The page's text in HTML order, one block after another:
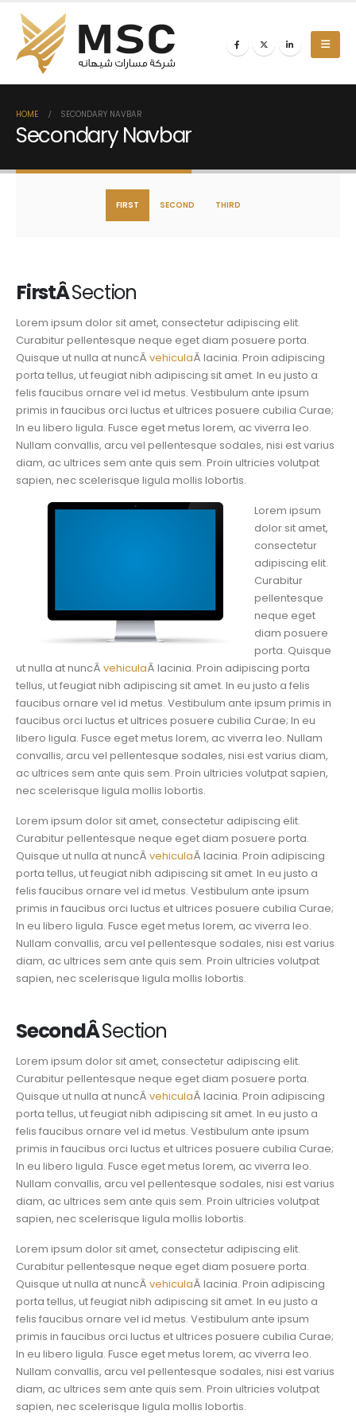
HOME SECONDARY NAVBAR
Secondary Navbar
FIRST SECOND THIRD
FirstÂSection
Lorem ipsum dolor sit amet, consectetur adipiscing elit.
Curabitur pellentesque neque eget diam posuere porta.
Quisque ut nulla at nuncÂ vehiculaÂ lacinia. Proin adipiscing
porta tellus, ut feugiat nibh adipiscing sit amet. In eu justo a
felis faucibus ornare vel id metus. Vestibulum ante ipsum
primis in faucibus orci luctus et ultrices posuere cubilia Curae;
In eu libero ligula. Fusce eget metus lorem, ac viverra leo.
Nullam convallis, arcu vel pellentesque sodales, nisi est varius
diam, ac ultrices sem ante quis sem. Proin ultricies volutpat
sapien, nec scelerisque ligula mollis lobortis.
Lorem ipsum
dolor sit amet,
consectetur
adipiscing elit.
Curabitur
pellentesque
neque eget
diam posuere
porta. Quisque
ut nulla at nuncÂ vehiculaÂ lacinia. Proin adipiscing porta
tellus, ut feugiat nibh adipiscing sit amet. In eu justo a felis
faucibus ornare vel id metus. Vestibulum ante ipsum primis in
faucibus orci luctus et ultrices posuere cubilia Curae; In eu
libero ligula. Fusce eget metus lorem, ac viverra leo. Nullam
convallis, arcu vel pellentesque sodales, nisi est varius diam,
ac ultrices sem ante quis sem. Proin ultricies volutpat sapien,
nec scelerisque ligula mollis lobortis.
Lorem ipsum dolor sit amet, consectetur adipiscing elit.
Curabitur pellentesque neque eget diam posuere porta.
Quisque ut nulla at nuncÂ vehiculaÂ lacinia. Proin adipiscing
porta tellus, ut feugiat nibh adipiscing sit amet. In eu justo a
felis faucibus ornare vel id metus. Vestibulum ante ipsum
primis in faucibus orci luctus et ultrices posuere cubilia Curae;
In eu libero ligula. Fusce eget metus lorem, ac viverra leo.
Nullam convallis, arcu vel pellentesque sodales, nisi est varius
diam, ac ultrices sem ante quis sem. Proin ultricies volutpat
sapien, nec scelerisque ligula mollis lobortis.
SecondÂSection
Lorem ipsum dolor sit amet, consectetur adipiscing elit.
Curabitur pellentesque neque eget diam posuere porta.
Quisque ut nulla at nuncÂ vehiculaÂ lacinia. Proin adipiscing
porta tellus, ut feugiat nibh adipiscing sit amet. In eu justo a
felis faucibus ornare vel id metus. Vestibulum ante ipsum
primis in faucibus orci luctus et ultrices posuere cubilia Curae;
In eu libero ligula. Fusce eget metus lorem, ac viverra leo.
Nullam convallis, arcu vel pellentesque sodales, nisi est varius
diam, ac ultrices sem ante quis sem. Proin ultricies volutpat
sapien, nec scelerisque ligula mollis lobortis.
Lorem ipsum dolor sit amet, consectetur adipiscing elit.
Curabitur pellentesque neque eget diam posuere porta.
Quisque ut nulla at nuncÂ vehiculaÂ lacinia. Proin adipiscing
porta tellus, ut feugiat nibh adipiscing sit amet. In eu justo a
felis faucibus ornare vel id metus. Vestibulum ante ipsum
primis in faucibus orci luctus et ultrices posuere cubilia Curae;
In eu libero ligula. Fusce eget metus lorem, ac viverra leo.
Nullam convallis, arcu vel pellentesque sodales, nisi est varius
diam, ac ultrices sem ante quis sem. Proin ultricies volutpat
sapien, nec scelerisque ligula mollis lobortis.